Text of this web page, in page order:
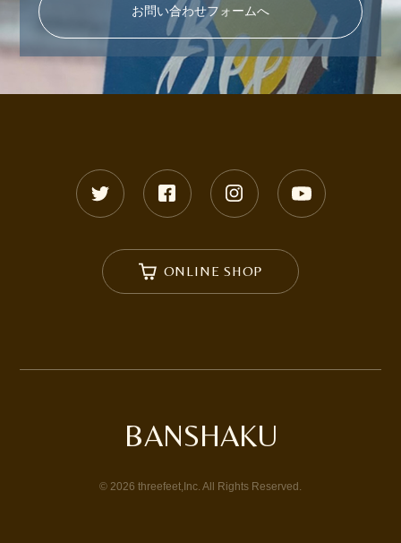
お問い合わせフォームへ
ONLINE SHOP
BANSHAKU
© 2026 threefeet,Inc. All Rights Reserved.